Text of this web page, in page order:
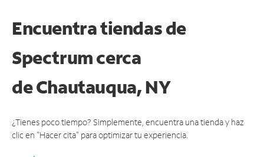
Encuentra tiendas de
Spectrum cerca
deChautauqua, NY
¿Tienes poco tiempo? Simplemente, encuentra una tienda y haz
clic en "Hacer cita" para optimizar tu experiencia.